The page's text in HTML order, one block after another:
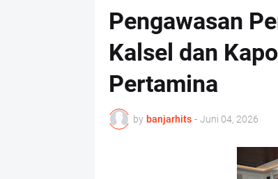
Pengawasan
Kalsel dan
Pertamina
by banjarhits - Juni 04, 2026